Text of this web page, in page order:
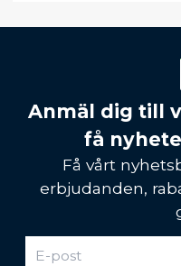
Anmäl dig till
få
Få vårt
erbjudanden,